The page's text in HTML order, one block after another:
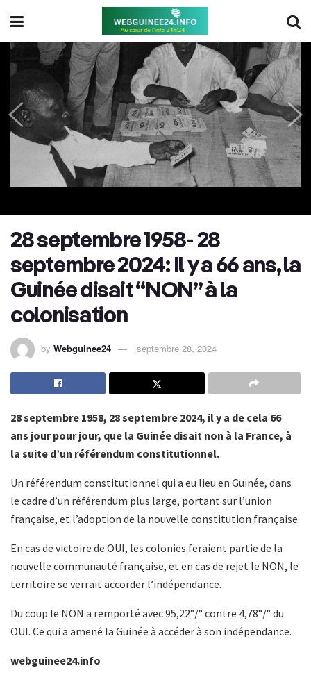
28 septembre 1958- 28
septembre 2024: Il y a 66 ans, la
Guinée disait “NON” à la
colonisation
by Webguinee24 septembre 28, 2024
28 septembre 1958, 28 septembre 2024, il y a de cela 66
ans jour pour jour, que la Guinée disait non à la France, à
la suite d’un référendum constitutionnel.
Un référendum constitutionnel qui a eu lieu en Guinée, dans
le cadre d’un référendum plus large, portant sur l’union
française, et l’adoption de la nouvelle constitution française.
En cas de victoire de OUI, les colonies feraient partie de la
nouvelle communauté française, et en cas de rejet le NON, le
territoire se verrait accorder l’indépendance.
Du coup le NON a remporté avec 95,22°/° contre 4,78°/° du
OUI. Ce qui a amené la Guinée à accéder à son indépendance.
webguinee24.info